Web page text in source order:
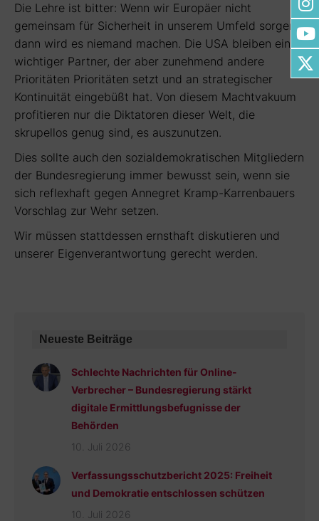
Die Lehre ist bitter: Wenn wir Europäer nicht
gemeinsam für Sicherheit in unserem Umfeld sorgen,
dann wird es niemand machen. Die USA bleiben ein
wichtiger Partner, der aber zunehmend andere
Prioritäten Prioritäten setzt und an strategischer
Kontinuität eingebüßt hat. Von diesem Machtvakuum
profitieren nur die Diktatoren dieser Welt, die
skrupellos genug sind, es auszunutzen.
Dies sollte auch den sozialdemokratischen Mitgliedern
der Bundesregierung immer bewusst sein, wenn sie
sich reflexhaft gegen Annegret Kramp-Karrenbauers
Vorschlag zur Wehr setzen.
Wir müssen stattdessen ernsthaft diskutieren und
unserer Eigenverantwortung gerecht werden.
Neueste Beiträge
Schlechte Nachrichten für Online-
Verbrecher – Bundesregierung stärkt
digitale Ermittlungsbefugnisse der
Behörden
10. Juli 2026
Verfassungsschutzbericht 2025: Freiheit
und Demokratie entschlossen schützen
10. Juli 2026